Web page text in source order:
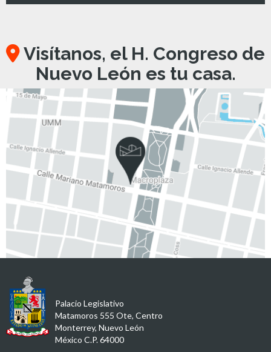
Visítanos, el H. Congreso de
Nuevo León es tu casa.
Palacio Legislativo
Matamoros 555 Ote, Centro
Monterrey, Nuevo León
México C.P. 64000